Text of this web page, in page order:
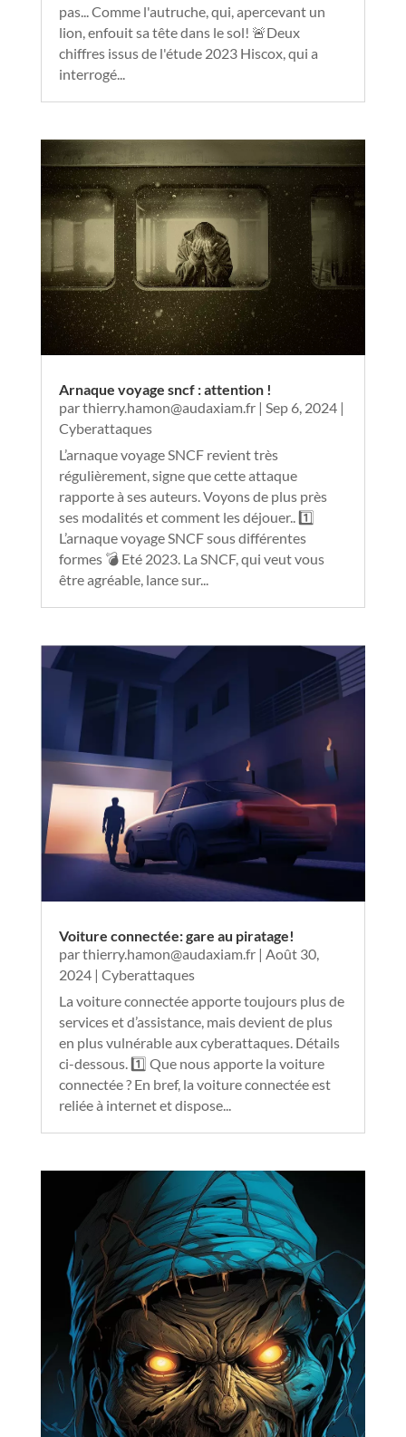
pas... Comme l'autruche, qui, apercevant un
lion, enfouit sa tête dans le sol! 🚨Deux
chiffres issus de l'étude 2023 Hiscox, qui a
interrogé...
Arnaque voyage sncf : attention !
parthierry.hamon@audaxiam.fr| Sep 6, 2024|
Cyberattaques
L’arnaque voyage SNCF revient très
régulièrement, signe que cette attaque
rapporte à ses auteurs. Voyons de plus près
ses modalités et comment les déjouer.. 1️⃣
L’arnaque voyage SNCF sous différentes
formes 💣 Eté 2023. La SNCF, qui veut vous
être agréable, lance sur...
Voiture connectée: gare au piratage!
parthierry.hamon@audaxiam.fr| Août 30,
2024| Cyberattaques
La voiture connectée apporte toujours plus de
services et d’assistance, mais devient de plus
en plus vulnérable aux cyberattaques. Détails
ci-dessous. 1️⃣ Que nous apporte la voiture
connectée ? En bref, la voiture connectée est
reliée à internet et dispose...